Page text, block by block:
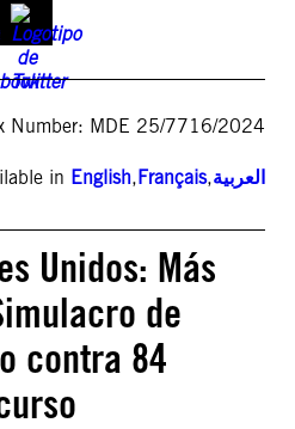
Number: MDE 25/7716/2024
in English,Français,العربية
Unidos: Más
de
contra 84